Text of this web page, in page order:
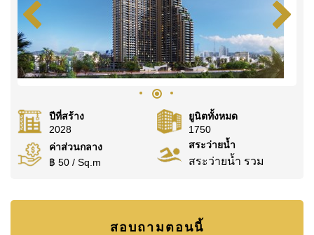
ปีที่สร้าง
2028
ยูนิตทั้งหมด
1750
ค่าส่วนกลาง
฿ 50 / Sq.m
สระว่ายน้ำ
สระว่ายน้ำ รวม
สอบถามตอนนี้